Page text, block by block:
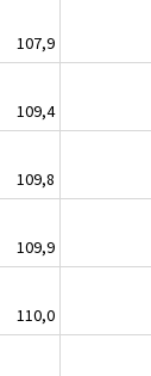
107,9
109,4
109,8
109,9
110,0